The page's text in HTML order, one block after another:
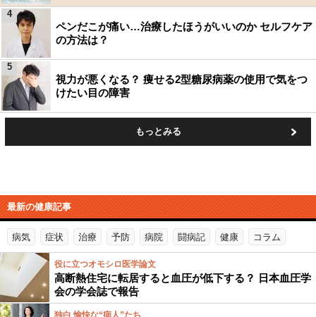
ペンだこが痛い…治療したほうがいいのか セルフケア
の方法は？
4
視力が悪くなる？ 痩せる2型糖尿病薬の使用で気をつ
けたい目の障害
5
もっとみる
最新の健康記事
病気 症状 治療 予防 病院 闘病記 健康 コラム
役に立つオモシロ医学論文
高断熱住宅に転居すると血圧が低下する？ 日本血圧学
会の学会誌で報告
独白 愉快な“病人”たち